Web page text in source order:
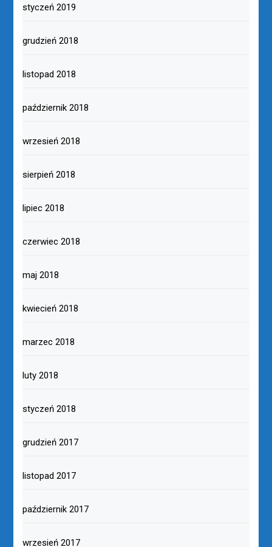
styczeń 2019
grudzień 2018
listopad 2018
październik 2018
wrzesień 2018
sierpień 2018
lipiec 2018
czerwiec 2018
maj 2018
kwiecień 2018
marzec 2018
luty 2018
styczeń 2018
grudzień 2017
listopad 2017
październik 2017
wrzesień 2017